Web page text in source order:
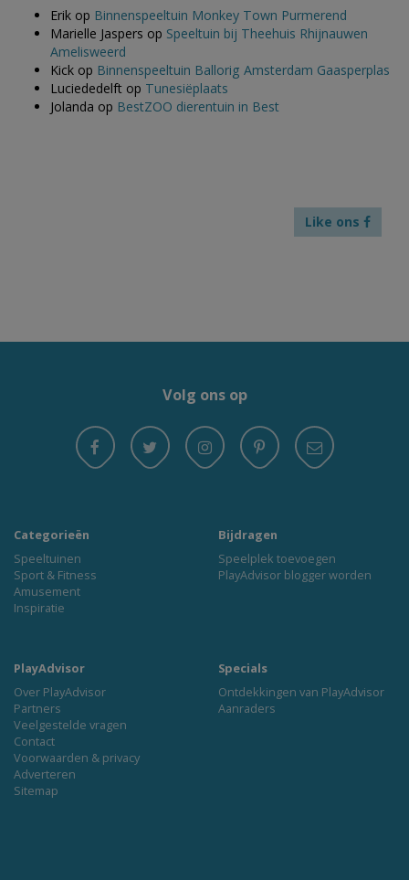
Erik op Binnenspeeltuin Monkey Town Purmerend
Marielle Jaspers op Speeltuin bij Theehuis Rhijnauwen
Amelisweerd
Kick op Binnenspeeltuin Ballorig Amsterdam Gaasperplas
Luciededelft op Tunesiëplaats
Jolanda op BestZOO dierentuin in Best
Like ons
Volg ons op
Categorieën
Speeltuinen
Sport & Fitness
Amusement
Inspiratie
Bijdragen
Speelplek toevoegen
PlayAdvisor blogger worden
PlayAdvisor
Over PlayAdvisor
Partners
Veelgestelde vragen
Contact
Voorwaarden & privacy
Adverteren
Sitemap
Specials
Ontdekkingen van PlayAdvisor
Aanraders